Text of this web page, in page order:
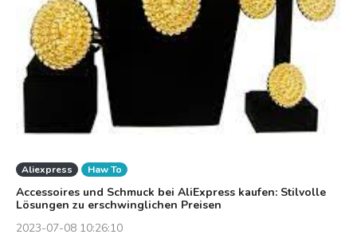
Aliexpress Haw To
Accessoires und Schmuck bei AliExpress kaufen: Stilvolle
Lösungen zu erschwinglichen Preisen
2023-07-08 10:26:10